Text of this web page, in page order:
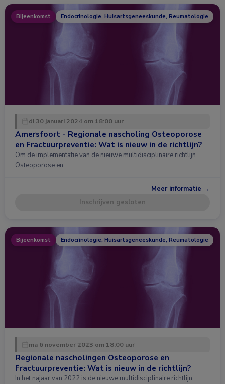
Bijeenkomst Endocrinologie, Huisartsgeneeskunde, Reumatologie
di 30 januari 2024 om 18:00 uur
Amersfoort - Regionale nascholing Osteoporose
en Fractuurpreventie: Wat is nieuw in de richtlijn?
Om de implementatie van de nieuwe multidisciplinaire richtlijn
Osteoporose en …
Meer informatie →
Inschrijven gesloten
Bijeenkomst Endocrinologie, Huisartsgeneeskunde, Reumatologie
ma 6 november 2023 om 18:00 uur
Regionale nascholingen Osteoporose en
Fractuurpreventie: Wat is nieuw in de richtlijn?
In het najaar van 2022 is de nieuwe multidisciplinaire richtlijn …